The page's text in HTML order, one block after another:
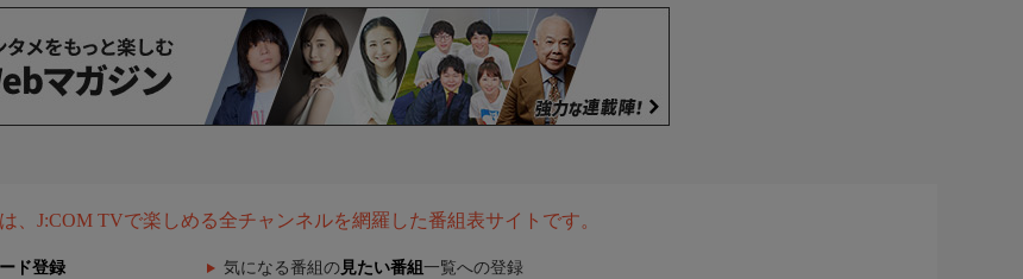
、J:COM TVで楽しめる全チャンネルを網羅した番組表サイトです。
ド登録 気になる番組の 見たい番組 一覧への登録